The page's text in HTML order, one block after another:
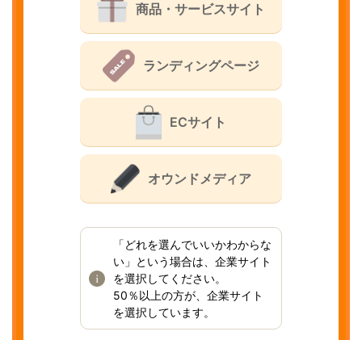
商品・サービスサイト
ランディングページ
ECサイト
オウンドメディア
「どれを選んでいいかわからな
い」という場合は、企業サイト
を選択してください。
50％以上の方が、企業サイト
を選択しています。